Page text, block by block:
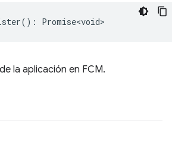
() : Promise<void>
la aplicación en FCM.